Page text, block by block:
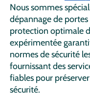
Nous sommes
dépannage de
protection optimale
expérimentée
normes de sécurité
fournissant des
fiables pour
sécurité.